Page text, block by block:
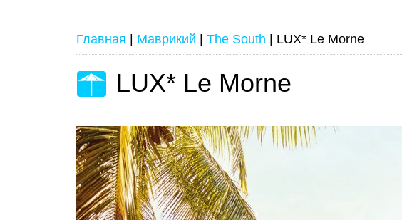
Главная | Маврикий | The South | LUX* Le Morne
LUX* Le Morne